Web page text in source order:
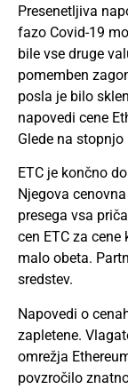
Presenetljiva
fazo Covid-19
bile vse druge
pomemben
posla je bilo
napovedi cene
Glede na
ETC je končno
Njegova
presega vsa
cen ETC za
malo obeta.
sredstev.
Napovedi o
zapletene.
omrežja
povzročilo